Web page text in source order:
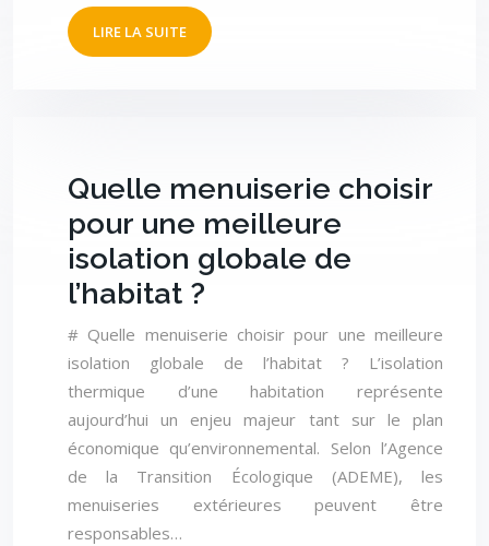
LIRE LA SUITE
Quelle menuiserie choisir
pour une meilleure
isolation globale de
l’habitat ?
# Quelle menuiserie choisir pour une meilleure
isolation globale de l’habitat ? L’isolation
thermique d’une habitation représente
aujourd’hui un enjeu majeur tant sur le plan
économique qu’environnemental. Selon l’Agence
de la Transition Écologique (ADEME), les
menuiseries extérieures peuvent être
responsables…